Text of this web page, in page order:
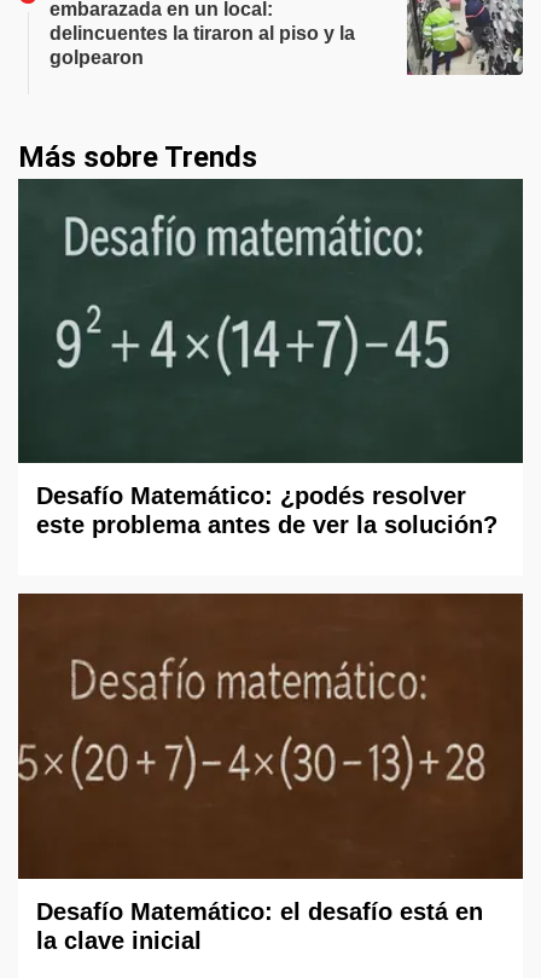
embarazada en un local:
delincuentes la tiraron al piso y la
golpearon
Más sobre Trends
Desafío Matemático: ¿podés resolver
este problema antes de ver la solución?
Desafío Matemático: el desafío está en
la clave inicial